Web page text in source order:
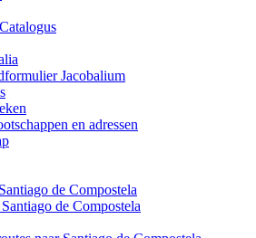
Jacobalium
en adressen
de Compostela
de Compostela